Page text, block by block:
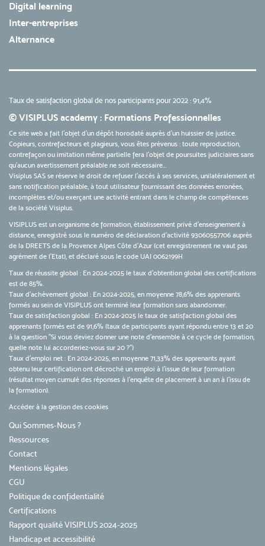
Digital learning
Inter-entreprises
Alternance
Taux de satisfaction global de nos participants pour 2022 : 91,4%
© VISIPLUS academy : Formations Professionnelles
Ce site web a fait l'objet d'un dépôt horodaté auprès d'un huissier de justice.
Copieurs, contrefacteurs et plagieurs, vous êtes prévenus : toute reproduction,
contrefaçon ou imitation même partielle fera l'objet de poursuites judiciaires sans
qu’aucun avertissement préalable ne soit nécessaire...
Visiplus SAS se réserve le droit de refuser l'accès à ses services, unilatéralement et
sans notification préalable, à tout utilisateur fournissant des données erronées,
incomplètes et/ou exerçant une activité entrant dans le champ de compétences
de la société Visiplus.
VISIPLUS est un organisme de formation, établissement privé d’enseignement à
distance, enregistré sous le numéro de déclaration d’activité 93060557706 auprès
de la DREETS de la Provence Alpes Côte d’Azur (cet enregistrement ne vaut pas
agrément de l’Etat), et déclaré sous le code UAI 0062199H
Taux de réussite global : En 2024-2025 le taux d'obtention global des certifications
est de 85%.
Taux d’achèvement global : En 2024-2025, en moyenne 78,6% des apprenants
formés au sein de VISIPLUS ont terminé leur formation sans abandonner.
Taux de satisfaction global : En 2024-2025 le taux de satisfaction global des
apprenants formés est de 91,6% (taux de participants ayant répondu entre 13 et 20
à la question "Si vous deviez donner une note d’ensemble à ce cycle de formation,
quelle note lui accorderiez-vous sur 20 ?")
Taux d’emploi net : En 2024-2025, en moyenne 71,33% des apprenants ayant
obtenu leur certification ont décroché un emploi à l'issue de leur formation
(résultat moyen cumulé des réponses à l'enquête de placement à un an à l'issu de
la formation).
Accéder à la gestion des cookies
Qui Sommes-Nous ?
Ressources
Contact
Mentions légales
CGU
Politique de confidentialité
Certifications
Rapport qualité VISIPLUS 2024-2025
Handicap et accessibilité